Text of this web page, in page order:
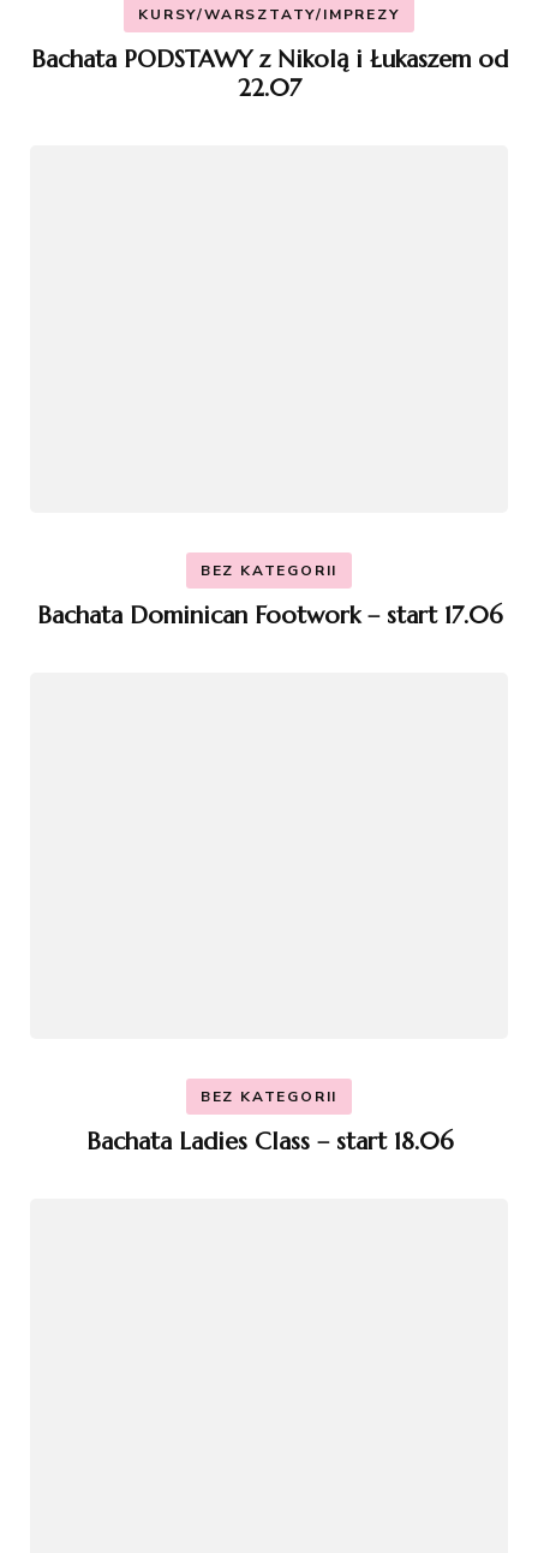
KURSY/WARSZTATY/IMPREZY
Bachata PODSTAWY z Nikolą i Łukaszem od
22.07
BEZ KATEGORII
Bachata Dominican Footwork – start 17.06
BEZ KATEGORII
Bachata Ladies Class – start 18.06